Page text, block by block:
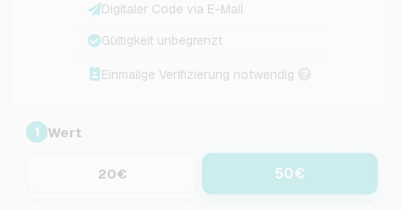
Digitaler Code via E-Mail
Gültigkeit unbegrenzt
Einmalige Verifizierung notwendig
1 Wert
20€ 50€